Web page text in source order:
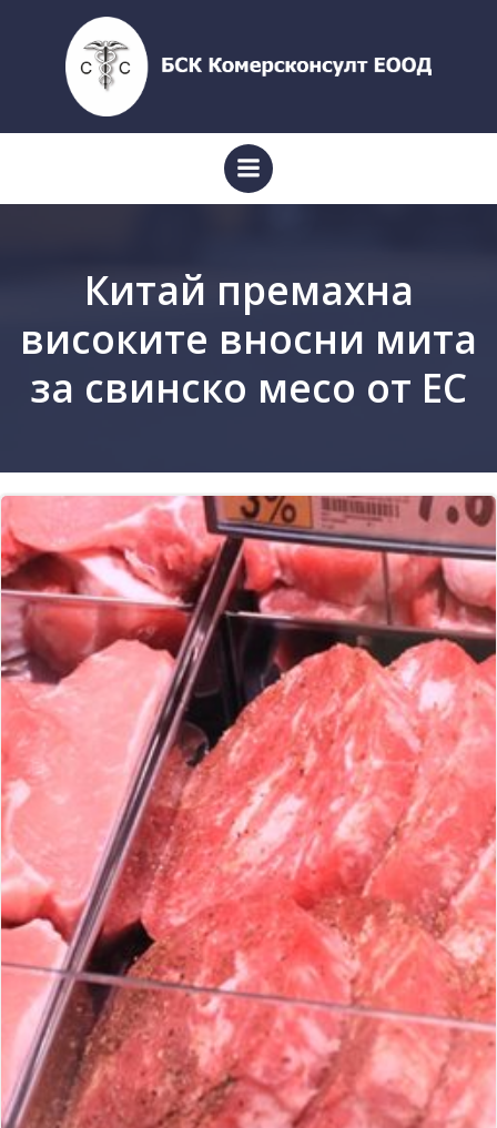
content
Китай премахна
високите вносни мита
за свинско месо от ЕС